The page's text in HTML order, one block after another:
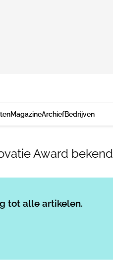
MagazineArchiefBedrijven
Award bekend
tot alle artikelen.